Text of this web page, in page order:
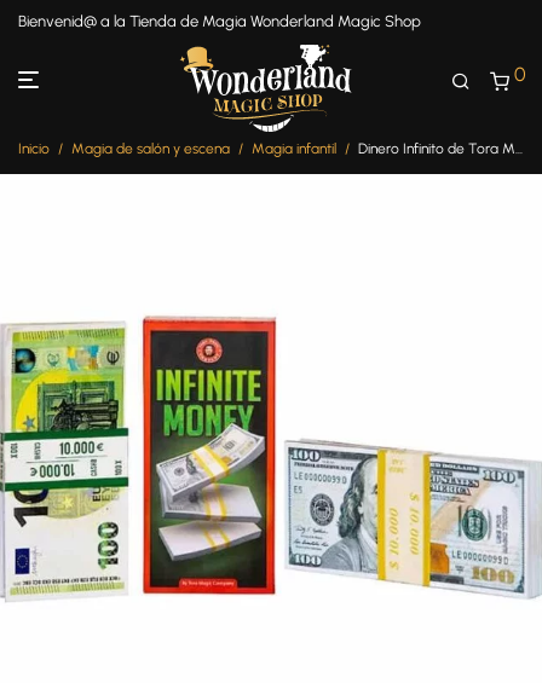
Bienvenid@ a la Tienda de Magia Wonderland Magic Shop
0
Inicio / Magia de salón y escena / Magia infantil / Dinero Infinito de Tora Magic Versión Euro